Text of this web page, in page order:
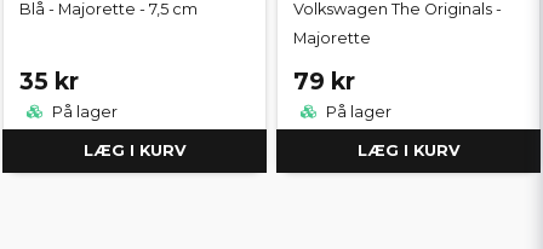
Blå - Majorette - 7,5 cm
35 kr
På lager
LÆG I KURV
Volkswagen The Originals -
Majorette
79 kr
På lager
LÆG I KURV